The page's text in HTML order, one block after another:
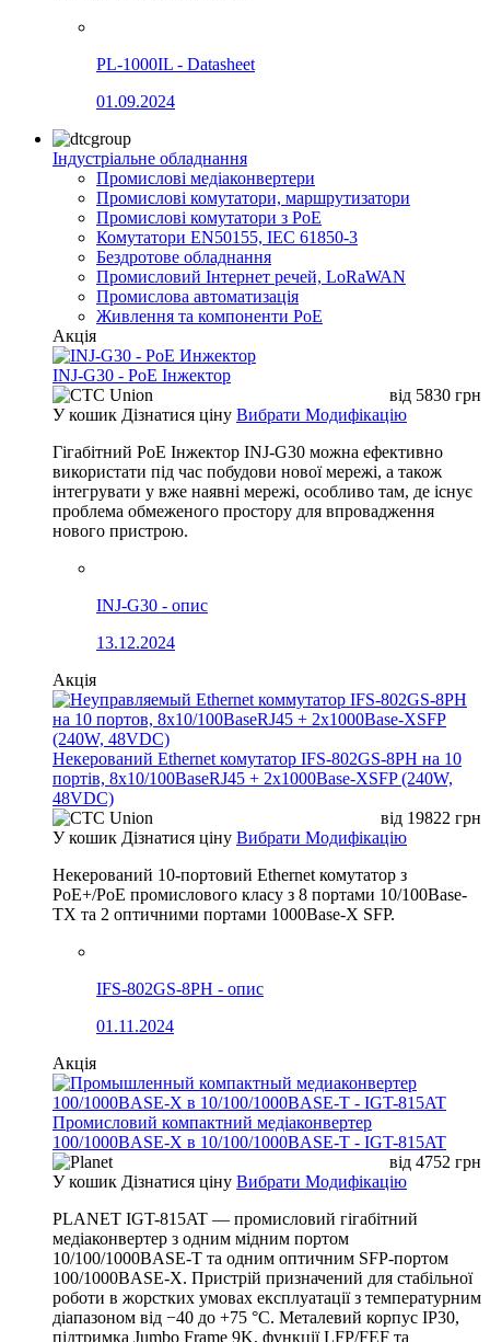
PL-1000IL - Datasheet
01.09.2024
Індустріальне обладнання
Промислові медіаконвертери
Промислові комутатори, маршрутизатори
Промислові комутатори з PoE
Комутатори EN50155, IEC 61850-3
Бездротове обладнання
Промисловий Інтернет речей, LoRaWAN
Промислова автоматизація
Живлення та компоненти PoE
Акція
INJ-G30 - PoE Інжектор
від 5830 грн
У кошик Дізнатися ціну Вибрати Модифікацію
Гігабітний PoE Інжектор INJ-G30 можна ефективно
використати під час побудови нової мережі, а також
інтегрувати у вже наявні мережі, особливо там, де існує
проблема обмеженого простору для впровадження
нового пристрою.
INJ-G30 - опис
13.12.2024
Акція
Некерований Ethernet комутатор IFS-802GS-8PH на 10
портів, 8x10/100BaseRJ45 + 2x1000Base-XSFP (240W,
48VDC)
від 19822 грн
У кошик Дізнатися ціну Вибрати Модифікацію
Некерований 10-портовий Ethernet комутатор з
PoE+/PoE промислового класу з 8 портами 10/100Base-
TX та 2 оптичними портами 1000Base-X SFP.
IFS-802GS-8PH - опис
01.11.2024
Акція
Промисловий компактний медіаконвертер
100/1000BASE-X в 10/100/1000BASE-T - IGT-815AT
від 4752 грн
У кошик Дізнатися ціну Вибрати Модифікацію
PLANET IGT-815AT — промисловий гігабітний
медіаконвертер з одним мідним портом
10/100/1000BASE-T та одним оптичним SFP-портом
100/1000BASE-X. Пристрій призначений для стабільної
роботи в жорстких умовах експлуатації з температурним
діапазоном від −40 до +75 °C. Металевий корпус IP30,
підтримка Jumbo Frame 9K, функції LFP/FEF та